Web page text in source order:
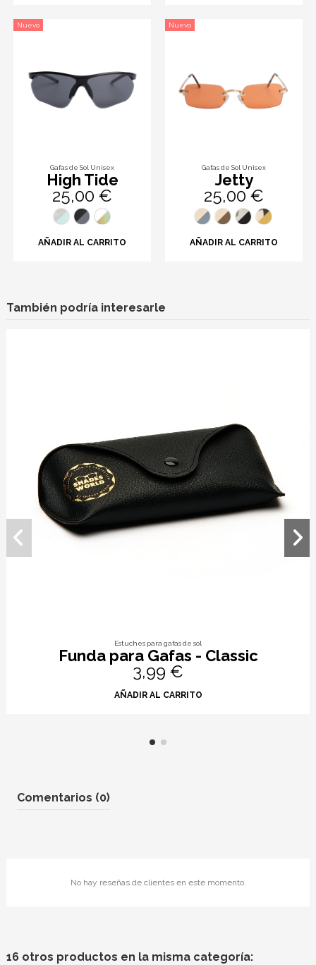
Nuevo
Gafas de Sol Unisex
High Tide
25,00 €
AÑADIR AL CARRITO
Nuevo
Gafas de Sol Unisex
Jetty
25,00 €
AÑADIR AL CARRITO
También podría interesarle
Estuches para gafas de sol
Funda para Gafas - Classic
3,99 €
AÑADIR AL CARRITO
Comentarios (0)
No hay reseñas de clientes en este momento.
16 otros productos en la misma categoría: